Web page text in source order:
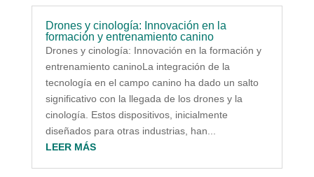
Drones y cinología: Innovación en la
formación y entrenamiento canino
Drones y cinología: Innovación en la formación y
entrenamiento caninoLa integración de la
tecnología en el campo canino ha dado un salto
significativo con la llegada de los drones y la
cinología. Estos dispositivos, inicialmente
diseñados para otras industrias, han...
LEER MÁS